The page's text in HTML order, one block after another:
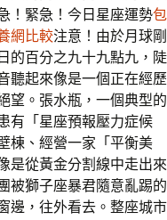
！緊急！今日星座運勢包
網比較注意！由於月球剛
的百分之九十九點九，陡
聽起來像是一個正在經歷
望。張水瓶，一個典型的
有「星座預報壓力症候
棟、經營一家「平衡美
是從黃金分割線中走出來
被獅子座暴君隨意亂踢的
邊，往外看去。整座城市